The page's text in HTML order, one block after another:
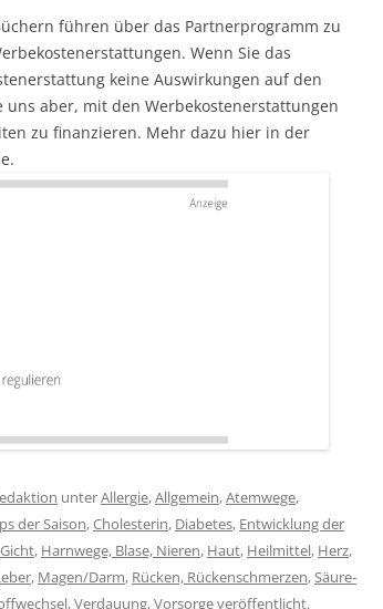
führen über das Partnerprogramm zu
Wenn Sie das
keine Auswirkungen auf den
aber, mit den Werbekostenerstattungen
zu finanzieren. Mehr dazu hier in der
unterAllergie,Allgemein,Atemwege,
der Saison,Cholesterin, Diabetes, Entwicklung der
, Harnwege, Blase, Nieren, Haut, Heilmittel, Herz,
, Magen/Darm, Rücken, Rückenschmerzen,Säure-
,Verdauung,Vorsorgeveröffentlicht.